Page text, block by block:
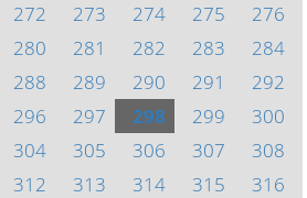
272 273 274 275
276
280 281 282 283
284
288 289 290 291
292
296 297 298 299
300
304 305 306 307
308
312 313 314 315
316